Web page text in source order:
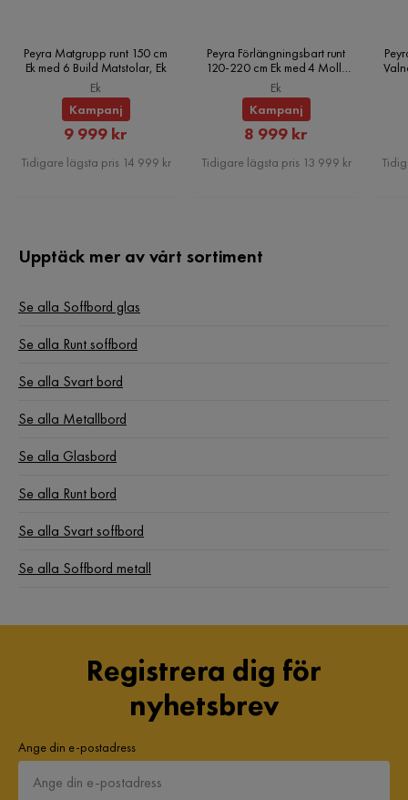
Peyra Matgrupp runt 150 cm
Ek med 6 Build Matstolar, Ek
Ek
Kampanj
Rabatterat
Pris
9 999 kr
Tidigare lägsta pris 14 999 kr
Peyra Förlängningsbart runt
120-220 cm Ek med 4 Molly
Matstolar, Ek
Ek
Kampanj
Rabatterat
Pris
8 999 kr
Tidigare lägsta pris 13 999 kr
Upptäck mer av vårt sortiment
Se alla Soffbord glas
Se alla Runt soffbord
Se alla Svart bord
Se alla Metallbord
Se alla Glasbord
Se alla Runt bord
Se alla Svart soffbord
Se alla Soffbord metall
Registrera dig för
nyhetsbrev
Ange din e-postadress